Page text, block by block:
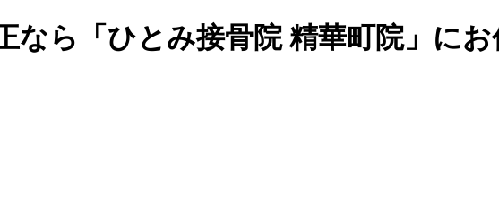
なら「ひとみ接骨院 精華町院」に